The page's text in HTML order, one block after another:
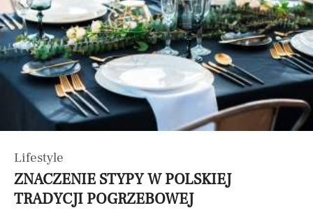
Lifestyle
ZNACZENIE STYPY W POLSKIEJ
TRADYCJI POGRZEBOWEJ